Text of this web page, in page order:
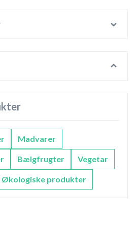
Madvarer
Bælgfrugter Vegetar
Økologiske produkter